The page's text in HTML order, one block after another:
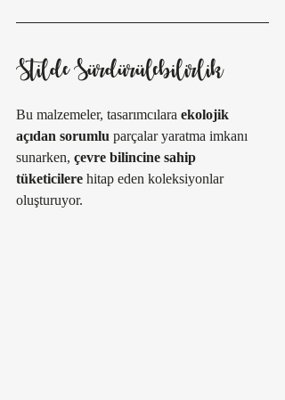
Stilde Sürdürülebilirlik
Bu malzemeler, tasarımcılara ekolojik
açıdan sorumlu parçalar yaratma imkanı
sunarken, çevre bilincine sahip
tüketicilere hitap eden koleksiyonlar
oluşturuyor.